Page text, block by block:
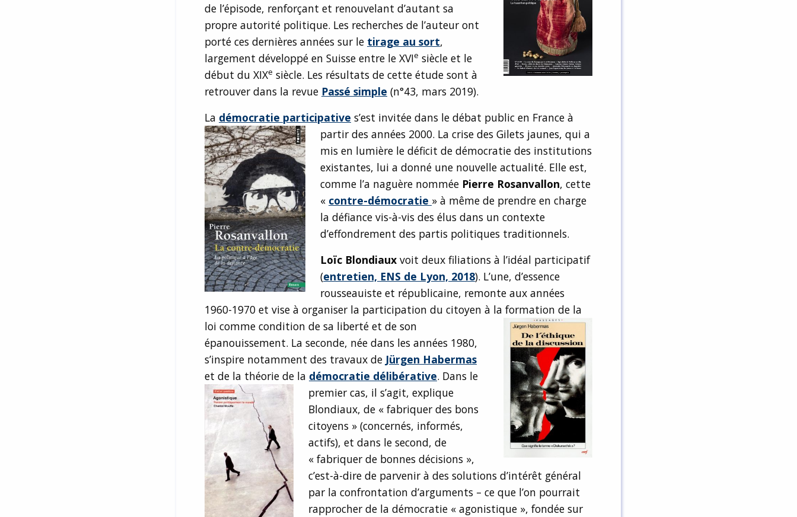
de l’épisode, renforçant et renouvelant d’autant sa
propre autorité politique. Les recherches de l’auteur ont
porté ces dernières années sur le tirage au sort,
largement développé en Suisse entre le XVIe siècle et le
début du XIXe siècle. Les résultats de cette étude sont à
retrouver dans la revue Passé simple (n°43, mars 2019).
La démocratie participative s’est invitée dans le débat public en France à
partir des années 2000. La crise des Gilets jaunes, qui a
mis en lumière le déficit de démocratie des institutions
existantes, lui a donné une nouvelle actualité. Elle est,
comme l’a naguère nommée Pierre Rosanvallon, cette
« contre-démocratie » à même de prendre en charge
la défiance vis-à-vis des élus dans un contexte
d’effondrement des partis politiques traditionnels.
Loïc Blondiaux voit deux filiations à l’idéal participatif
(entretien, ENS de Lyon, 2018). L’une, d’essence
rousseauiste et républicaine, remonte aux années
1960-1970 et vise à organiser la participation du citoyen à la formation de la
loi comme condition de sa liberté et de son
épanouissement. La seconde, née dans les années 1980,
s’inspire notamment des travaux de Jürgen Habermas
et de la théorie de la démocratie délibérative. Dans le
premier cas, il s’agit, explique
Blondiaux, de « fabriquer des bons
citoyens » (concernés, informés,
actifs), et dans le second, de
« fabriquer de bonnes décisions »,
c’est-à-dire de parvenir à des solutions d’intérêt général
par la confrontation d’arguments – ce que l’on pourrait
rapprocher de la démocratie « agonistique », fondée sur